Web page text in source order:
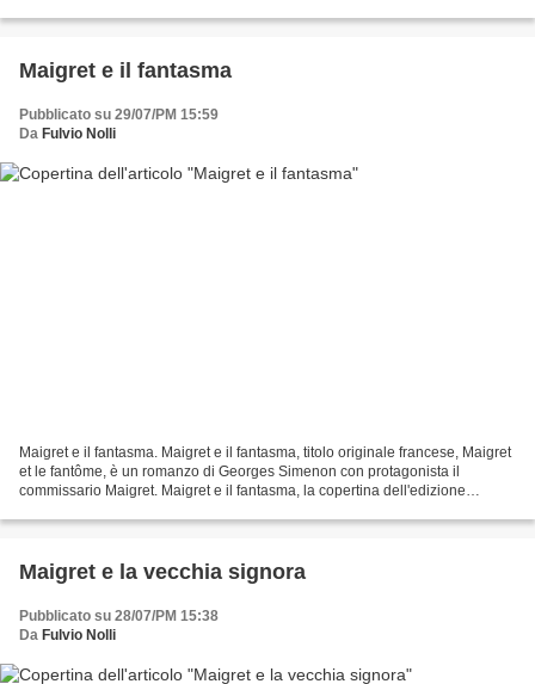
Maigret e il fantasma
Pubblicato su 29/07/PM 15:59
Da Fulvio Nolli
Maigret e il fantasma. Maigret e il fantasma, titolo originale francese, Maigret
et le fantôme, è un romanzo di Georges Simenon con protagonista il
commissario Maigret. Maigret e il fantasma, la copertina dell'edizione
Maigret e la vecchia signora
Pubblicato su 28/07/PM 15:38
Da Fulvio Nolli